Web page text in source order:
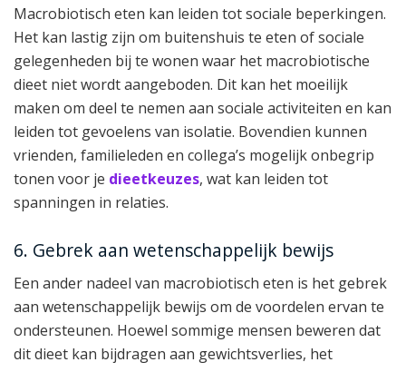
Macrobiotisch eten kan leiden tot sociale beperkingen.
Het kan lastig zijn om buitenshuis te eten of sociale
gelegenheden bij te wonen waar het macrobiotische
dieet niet wordt aangeboden. Dit kan het moeilijk
maken om deel te nemen aan sociale activiteiten en kan
leiden tot gevoelens van isolatie. Bovendien kunnen
vrienden, familieleden en collega’s mogelijk onbegrip
tonen voor je dieetkeuzes, wat kan leiden tot
spanningen in relaties.
6. Gebrek aan wetenschappelijk bewijs
Een ander nadeel van macrobiotisch eten is het gebrek
aan wetenschappelijk bewijs om de voordelen ervan te
ondersteunen. Hoewel sommige mensen beweren dat
dit dieet kan bijdragen aan gewichtsverlies, het